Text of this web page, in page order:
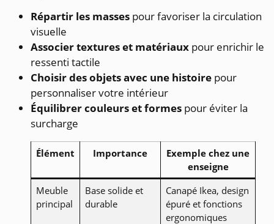
Répartir les masses pour favoriser la circulation
visuelle
Associer textures et matériaux pour enrichir le
ressenti tactile
Choisir des objets avec une histoire pour
personnaliser votre intérieur
Équilibrer couleurs et formes pour éviter la
surcharge
Élément Importance
Exemple chez une
enseigne
Meuble
principal
Base solide et
durable
Canapé Ikea, design
épuré et fonctions
ergonomiques